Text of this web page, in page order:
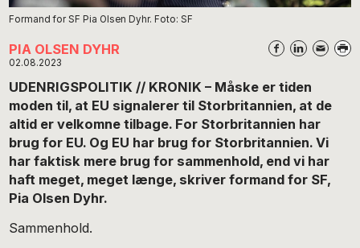
Formand for SF Pia Olsen Dyhr. Foto: SF
PIA OLSEN DYHR
02.08.2023
UDENRIGSPOLITIK // KRONIK – Måske er tiden
moden til, at EU signalerer til Storbritannien, at de
altid er velkomne tilbage. For Storbritannien har
brug for EU. Og EU har brug for Storbritannien. Vi
har faktisk mere brug for sammenhold, end vi har
haft meget, meget længe, skriver formand for SF,
Pia Olsen Dyhr.
Sammenhold.